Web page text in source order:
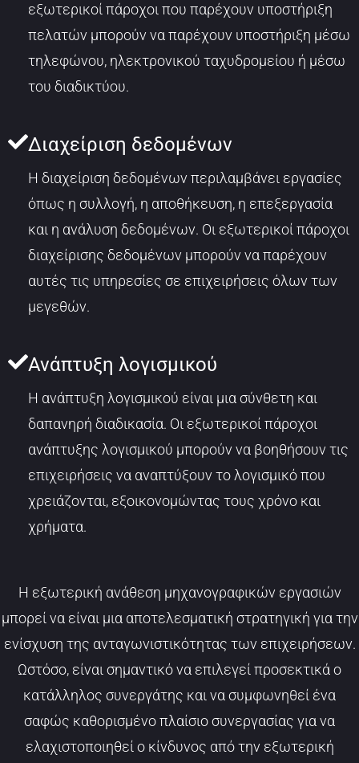
εξωτερικοί πάροχοι που παρέχουν υποστήριξη
πελατών μπορούν να παρέχουν υποστήριξη μέσω
τηλεφώνου, ηλεκτρονικού ταχυδρομείου ή μέσω
του διαδικτύου.
Διαχείριση δεδομένων
Η διαχείριση δεδομένων περιλαμβάνει εργασίες
όπως η συλλογή, η αποθήκευση, η επεξεργασία
και η ανάλυση δεδομένων. Οι εξωτερικοί πάροχοι
διαχείρισης δεδομένων μπορούν να παρέχουν
αυτές τις υπηρεσίες σε επιχειρήσεις όλων των
μεγεθών.
Ανάπτυξη λογισμικού
Η ανάπτυξη λογισμικού είναι μια σύνθετη και
δαπανηρή διαδικασία. Οι εξωτερικοί πάροχοι
ανάπτυξης λογισμικού μπορούν να βοηθήσουν τις
επιχειρήσεις να αναπτύξουν το λογισμικό που
χρειάζονται, εξοικονομώντας τους χρόνο και
χρήματα.
Η εξωτερική ανάθεση μηχανογραφικών εργασιών
μπορεί να είναι μια αποτελεσματική στρατηγική για την
ενίσχυση της ανταγωνιστικότητας των επιχειρήσεων.
Ωστόσο, είναι σημαντικό να επιλεγεί προσεκτικά ο
κατάλληλος συνεργάτης και να συμφωνηθεί ένα
σαφώς καθορισμένο πλαίσιο συνεργασίας για να
ελαχιστοποιηθεί ο κίνδυνος από την εξωτερική